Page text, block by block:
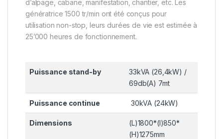
d’alpage, cabane, manifestation, chantier, etc. Les
génératrice 1500 tr/min ont été conçus pour
utilisation non-stop, leurs durées de vie est estimée à
25’000 heures de fonctionnement.
Puissance stand-by
33kVA (26,4kW) /
69db(A) 7mt
Puissance continue 30kVA (24kW)
Dimensions
(L)1800*(l)850*
(H)1275mm